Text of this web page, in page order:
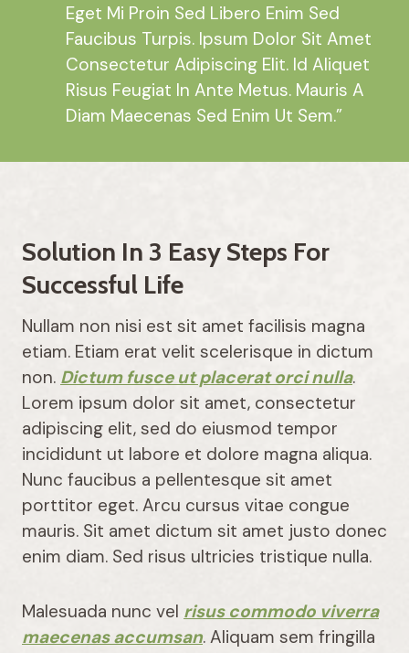
Eget Mi Proin Sed Libero Enim Sed
Faucibus Turpis. Ipsum Dolor Sit Amet
Consectetur Adipiscing Elit. Id Aliquet
Risus Feugiat In Ante Metus. Mauris A
Diam Maecenas Sed Enim Ut Sem.”
Solution In 3 Easy Steps For
Successful Life
Nullam non nisi est sit amet facilisis magna
etiam. Etiam erat velit scelerisque in dictum
non. Dictum fusce ut placerat orci nulla.
Lorem ipsum dolor sit amet, consectetur
adipiscing elit, sed do eiusmod tempor
incididunt ut labore et dolore magna aliqua.
Nunc faucibus a pellentesque sit amet
porttitor eget. Arcu cursus vitae congue
mauris. Sit amet dictum sit amet justo donec
enim diam. Sed risus ultricies tristique nulla.
Malesuada nunc vel risus commodo viverra
maecenas accumsan. Aliquam sem fringilla